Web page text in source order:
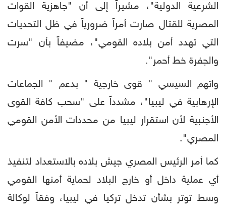
الشرعية الدولية"، مشيراً إلى أن "جاهزية القوات
المصرية للقتال صارت أمراً ضرورياً في ظل التحديات
التي تهدد أمن بلاده القومي"، مضيفاً بأن "سرت
والجفرة خط أحمر".
واتهم السيسي " قوى خارجية " بدعم " الجماعات
الإرهابية في ليبيا"، مشدداً على "سحب كافة القوى
الأجنبية لأن استقرار ليبيا من محددات الأمن القومي
المصري".
كما أمر الرئيس المصري جيش بلاده بالاستعداد لتنفيذ
أي عملية داخل أو خارج البلاد لحماية أمنها القومي
وسط توتر بشأن تدخل تركيا في ليبيا، وفقاً لوكالة